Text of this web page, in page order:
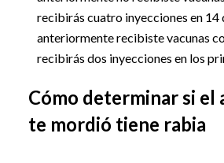
recibirás cuatro inyecciones en 14
anteriormente recibiste vacunas
recibirás dos inyecciones en los
Cómo determinar si el
te mordió tiene rabia